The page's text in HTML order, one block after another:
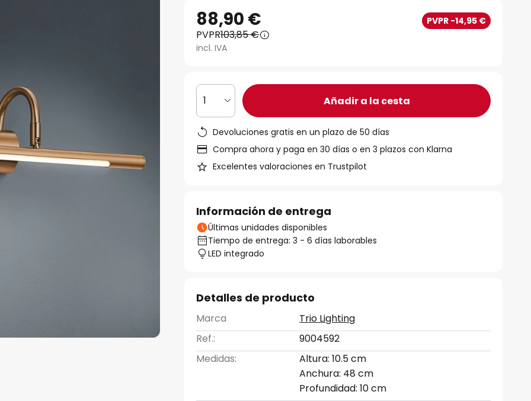
88,90 € PVPR -14,95 €
PVPR103,85 €
incl. IVA
1 Añadir a la cesta
Devoluciones gratis en un plazo de 50 días
Compra ahora y paga en 30 días o en 3 plazos con Klarna
Excelentes valoraciones en Trustpilot
Información de entrega
Últimas unidades disponibles
Tiempo de entrega: 3 - 6 días laborables
LED integrado
Detalles de producto
Marca
Trio Lighting
Ref.:
9004592
Medidas:
Altura: 10.5 cm
Anchura: 48 cm
Profundidad: 10 cm